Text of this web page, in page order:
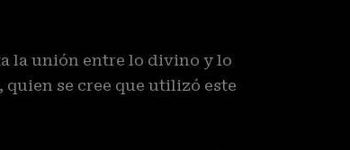
la unión entre lo divino y lo
se cree que utilizó este